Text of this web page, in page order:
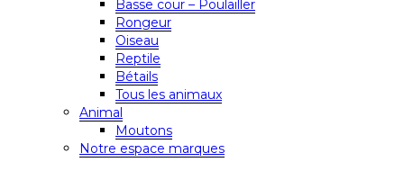
Basse cour – Poulailler
Rongeur
Oiseau
Reptile
Bétails
Tous les animaux
Animal
Moutons
Notre espace marques